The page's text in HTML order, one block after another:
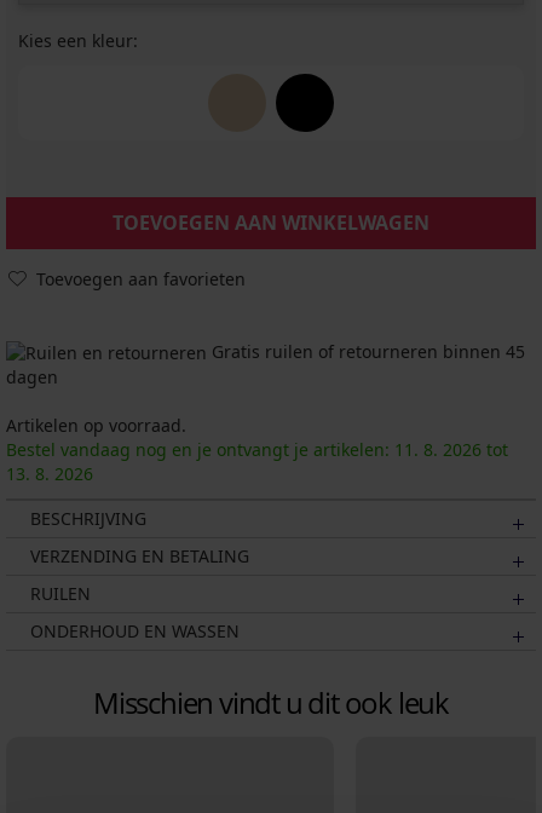
Kies een kleur:
TOEVOEGEN AAN WINKELWAGEN
Toevoegen aan favorieten
Gratis ruilen of retourneren binnen 45
dagen
Artikelen op voorraad.
Bestel vandaag nog en je ontvangt je artikelen: 11. 8. 2026 tot
13. 8. 2026
BESCHRIJVING
VERZENDING EN BETALING
RUILEN
ONDERHOUD EN WASSEN
Misschien vindt u dit ook leuk